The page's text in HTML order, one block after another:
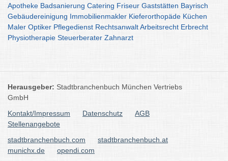
Apotheke Badsanierung Catering Friseur Gaststätten Bayrisch
Gebäudereinigung Immobilienmakler Kieferorthopäde Küchen
Maler Optiker Pflegedienst RechtsanwaltArbeitsrecht Erbrecht
Physiotherapie Steuerberater Zahnarzt
Herausgeber: Stadtbranchenbuch München Vertriebs
GmbH
Kontakt/Impressum
Datenschutz
AGB
Stellenangebote
stadtbranchenbuch.com
stadtbranchenbuch.at
munichx.de
opendi.com